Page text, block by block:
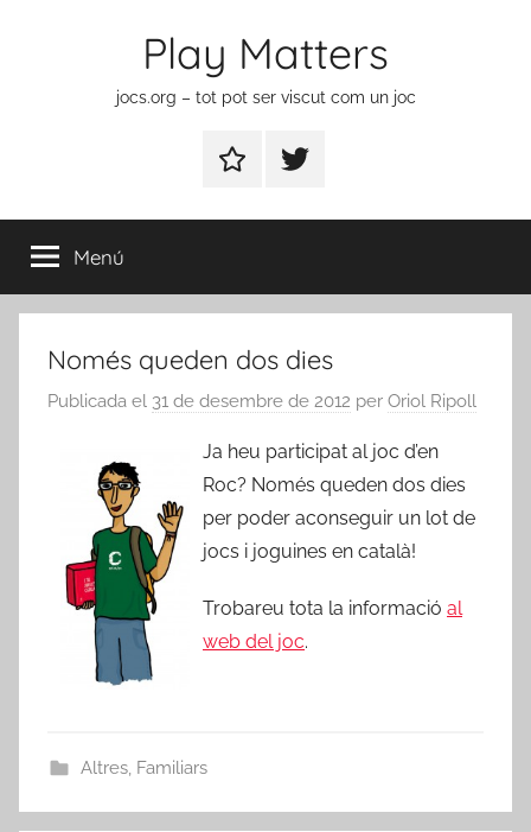
Play Matters
jocs.org – tot pot ser viscut com un joc
ContactarElement
menú
Menú
Només queden dos dies
Publicada el 31 de desembre de 2012 per Oriol Ripoll
Ja heu participat al joc d’en
Roc? Només queden dos dies
per poder aconseguir un lot de
jocs i joguines en català!
Trobareu tota la informació al
web del joc.
Altres, Familiars